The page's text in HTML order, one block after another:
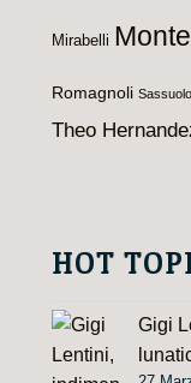
Mirabelli
Romagnoli Sassuolo
Theo
HOT
Gigi